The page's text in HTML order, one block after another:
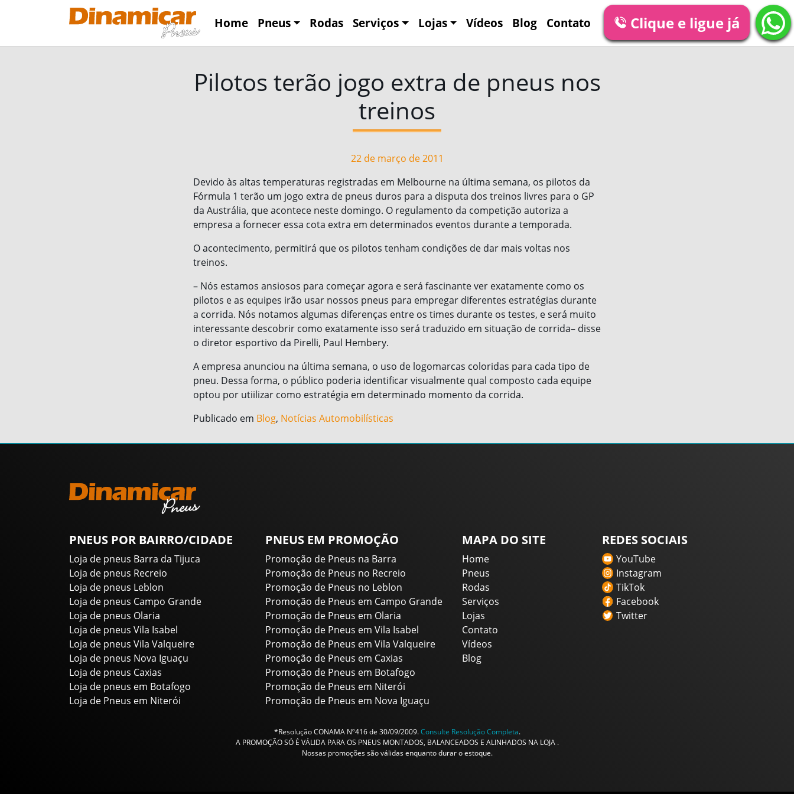
Home Pneus Rodas Serviços Lojas Vídeos Blog Contato Clique e ligue já
Pilotos terão jogo extra de pneus nos
treinos
22 de março de 2011
Devido às altas temperaturas registradas em Melbourne na última semana, os pilotos da
Fórmula 1 terão um jogo extra de pneus duros para a disputa dos treinos livres para o GP
da Austrália, que acontece neste domingo. O regulamento da competição autoriza a
empresa a fornecer essa cota extra em determinados eventos durante a temporada.
O acontecimento, permitirá que os pilotos tenham condições de dar mais voltas nos
treinos.
– Nós estamos ansiosos para começar agora e será fascinante ver exatamente como os
pilotos e as equipes irão usar nossos pneus para empregar diferentes estratégias durante
a corrida. Nós notamos algumas diferenças entre os times durante os testes, e será muito
interessante descobrir como exatamente isso será traduzido em situação de corrida– disse
o diretor esportivo da Pirelli, Paul Hembery.
A empresa anunciou na última semana, o uso de logomarcas coloridas para cada tipo de
pneu. Dessa forma, o público poderia identificar visualmente qual composto cada equipe
optou por utiilizar como estratégia em determinado momento da corrida.
Publicado em Blog, Notícias Automobilísticas
PNEUS POR BAIRRO/CIDADE
Loja de pneus Barra da Tijuca
Loja de pneus Recreio
Loja de pneus Leblon
Loja de pneus Campo Grande
Loja de pneus Olaria
Loja de pneus Vila Isabel
Loja de pneus Vila Valqueire
Loja de pneus Nova Iguaçu
Loja de pneus Caxias
Loja de pneus em Botafogo
Loja de Pneus em Niterói
PNEUS EM PROMOÇÃO
Promoção de Pneus na Barra
Promoção de Pneus no Recreio
Promoção de Pneus no Leblon
Promoção de Pneus em Campo Grande
Promoção de Pneus em Olaria
Promoção de Pneus em Vila Isabel
Promoção de Pneus em Vila Valqueire
Promoção de Pneus em Caxias
Promoção de Pneus em Botafogo
Promoção de Pneus em Niterói
Promoção de Pneus em Nova Iguaçu
MAPA DO SITE
Home
Pneus
Rodas
Serviços
Lojas
Contato
Vídeos
Blog
REDES SOCIAIS
YouTube
Instagram
TikTok
Facebook
Twitter
*Resolução CONAMA Nº416 de 30/09/2009.Consulte Resolução Completa.
A PROMOÇÃO SÓ É VÁLIDA PARA OS PNEUS MONTADOS, BALANCEADOS E ALINHADOS NA LOJA .
Nossas promoções são válidas enquanto durar o estoque.